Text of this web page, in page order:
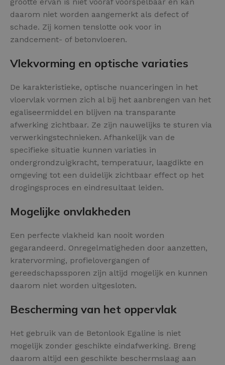
daarom niet worden aangemerkt als defect of
schade. Zij komen tenslotte ook voor in
zandcement- of betonvloeren.
Vlekvorming en optische variaties
De karakteristieke, optische nuanceringen in het
vloervlak vormen zich al bij het aanbrengen van het
egaliseermiddel en blijven na transparante
afwerking zichtbaar. Ze zijn nauwelijks te sturen via
verwerkingstechnieken. Afhankelijk van de
specifieke situatie kunnen variaties in
ondergrondzuigkracht, temperatuur, laagdikte en
omgeving tot een duidelijk zichtbaar effect op het
drogingsproces en eindresultaat leiden.
Mogelijke onvlakheden
Een perfecte vlakheid kan nooit worden
gegarandeerd. Onregelmatigheden door aanzetten,
kratervorming, profielovergangen of
gereedschapssporen zijn altijd mogelijk en kunnen
daarom niet worden uitgesloten.
Bescherming van het oppervlak
Het gebruik van de Betonlook Egaline is niet
mogelijk zonder geschikte eindafwerking. Breng
daarom altijd een geschikte beschermslaag aan